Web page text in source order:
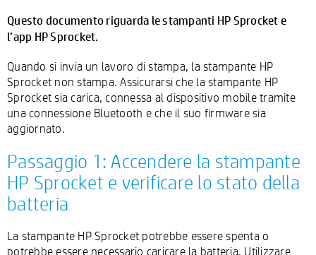
Questo documento riguarda le stampanti HP Sprocket e
l’app HP Sprocket.
Quando si invia un lavoro di stampa, la stampante HP
Sprocket non stampa. Assicurarsi che la stampante HP
Sprocket sia carica, connessa al dispositivo mobile tramite
una connessione Bluetooth e che il suo firmware sia
aggiornato.
Passaggio 1: Accendere la stampante
HP Sprocket e verificare lo stato della
batteria
La stampante HP Sprocket potrebbe essere spenta o
potrebbe essere necessario caricare la batteria. Utilizzare